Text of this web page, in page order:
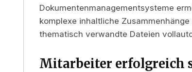
Dokumentenmanagementsysteme
komplexe inhaltliche
thematisch verwandte Dateien
Mitarbeiter erfolgreich